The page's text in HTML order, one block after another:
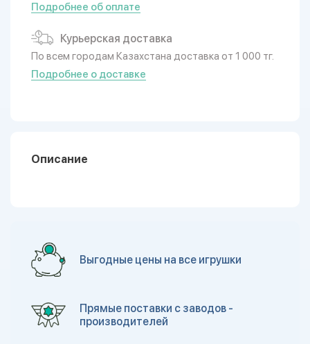
Подробнее об оплате
Курьерская доставка
По всем городам Казахстана доставка от 1 000 тг.
Подробнее о доставке
Описание
Выгодные цены на все игрушки
Прямые поставки с заводов -
производителей